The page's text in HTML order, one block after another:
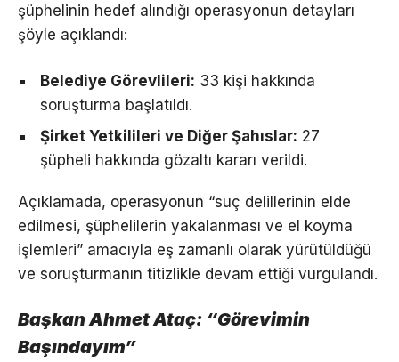
şüphelinin hedef alındığı operasyonun detayları
şöyle açıklandı:
Belediye Görevlileri: 33 kişi hakkında
soruşturma başlatıldı.
Şirket Yetkilileri ve Diğer Şahıslar: 27
şüpheli hakkında gözaltı kararı verildi.
Açıklamada, operasyonun “suç delillerinin elde
edilmesi, şüphelilerin yakalanması ve el koyma
işlemleri” amacıyla eş zamanlı olarak yürütüldüğü
ve soruşturmanın titizlikle devam ettiği vurgulandı.
Başkan Ahmet Ataç: “Görevimin
Başındayım”